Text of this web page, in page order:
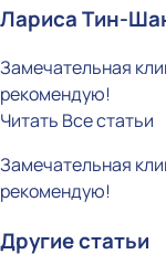
Лариса Тин-
Замечательная
рекомендую!
Читать Все статьи
Замечательная
рекомендую!
Другие статьи